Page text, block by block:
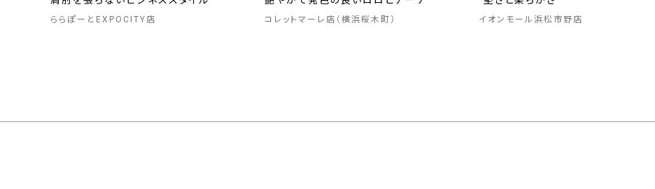
ららぽーとEXPOCITY店 コレットマーレ店（横浜桜木町） イオンモール浜松市野店